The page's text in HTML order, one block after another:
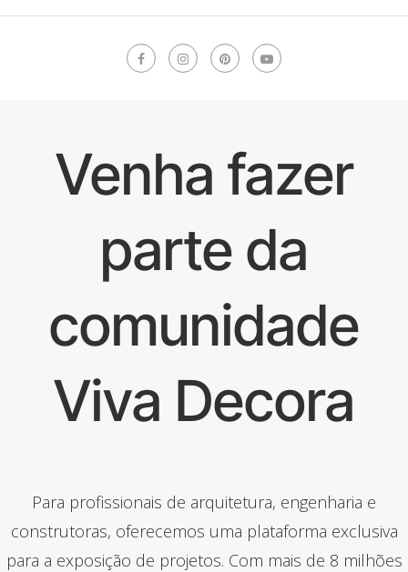
Venha fazer
parte da
comunidade
Viva Decora
Para profissionais de arquitetura, engenharia e
construtoras, oferecemos uma plataforma exclusiva
para a exposição de projetos. Com mais de 8 milhões